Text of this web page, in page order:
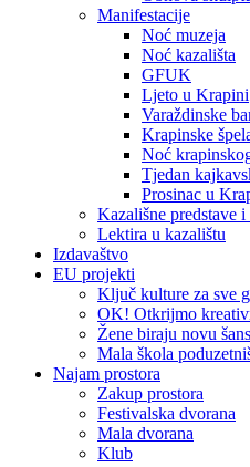
Manifestacije
Noć muzeja
Noć kazališta
GFUK
Ljeto u Krapini
Varaždinske
Krapinske
Noć
Tjedan
Prosinac u
Kazališne predstave
Lektira u kazalištu
Izdavaštvo
EU projekti
Ključ kulture za sve
OK! Otkrijmo
Žene biraju novu
Mala škola
Najam prostora
Zakup prostora
Festivalska dvorana
Mala dvorana
Klub